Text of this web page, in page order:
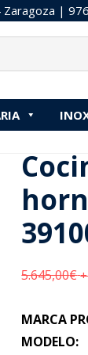
Zaragoza |
+ horno
4 fuegos +
5.645,00€
MARCA
MODELO: